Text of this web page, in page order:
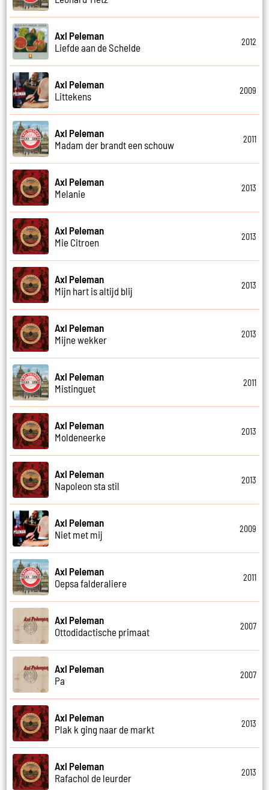
Axl Peleman
Liefde aan de Schelde
2012
Axl Peleman
Littekens
2009
Axl Peleman
Madam der brandt een schouw
2011
Axl Peleman
Melanie
2013
Axl Peleman
Mie Citroen
2013
Axl Peleman
Mijn hart is altijd blij
2013
Axl Peleman
Mijne wekker
2013
Axl Peleman
Mistinguet
2011
Axl Peleman
Moldeneerke
2013
Axl Peleman
Napoleon sta stil
2013
Axl Peleman
Niet met mij
2009
Axl Peleman
Oepsa falderaliere
2011
Axl Peleman
Ottodidactische primaat
2007
Axl Peleman
Pa
2007
Axl Peleman
Plak k ging naar de markt
2013
Axl Peleman
Rafachol de leurder
2013